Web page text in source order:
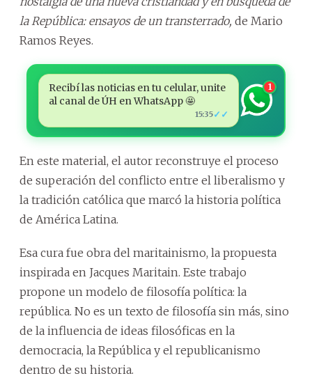
la República: ensayos de un transterrado, de Mario
Ramos Reyes.
Recibí las noticias en tu celular, unite
al canal de ÚH en WhatsApp 🤩
15:35✓✓
1
En este material, el autor reconstruye el proceso
de superación del conflicto entre el liberalismo y
la tradición católica que marcó la historia política
de América Latina.
Esa cura fue obra del maritainismo, la propuesta
inspirada en Jacques Maritain. Este trabajo
propone un modelo de filosofía política: la
república. No es un texto de filosofía sin más, sino
de la influencia de ideas filosóficas en la
democracia, la República y el republicanismo
dentro de su historia.